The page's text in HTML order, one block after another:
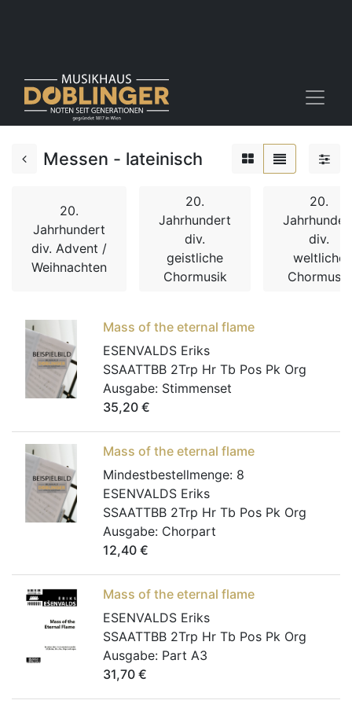
Messen - lateinisch
20.
Jahrhundert
div. Advent /
Weihnachten
20.
Jahrhundert
div.
geistliche
Chormusik
20.
div.
weltliche
Chormusik
Mass of the eternal flame
ESENVALDS Eriks
SSAATTBB 2Trp Hr Tb Pos Pk Org
Ausgabe: Stimmenset
35,20 €
Mass of the eternal flame
Mindestbestellmenge: 8
ESENVALDS Eriks
SSAATTBB 2Trp Hr Tb Pos Pk Org
Ausgabe: Chorpart
12,40 €
Mass of the eternal flame
ESENVALDS Eriks
SSAATTBB 2Trp Hr Tb Pos Pk Org
Ausgabe: Part A3
31,70 €